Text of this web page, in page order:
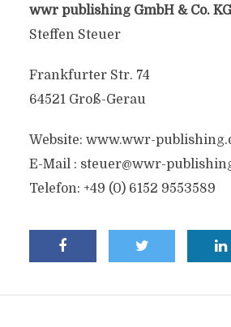
wwr publishing GmbH & Co. KG
Steffen Steuer
Frankfurter Str. 74
64521 Groß-Gerau
Website: www.wwr-
E-Mail : steuer@wwr-
Telefon: +49 (0) 6152 9553589